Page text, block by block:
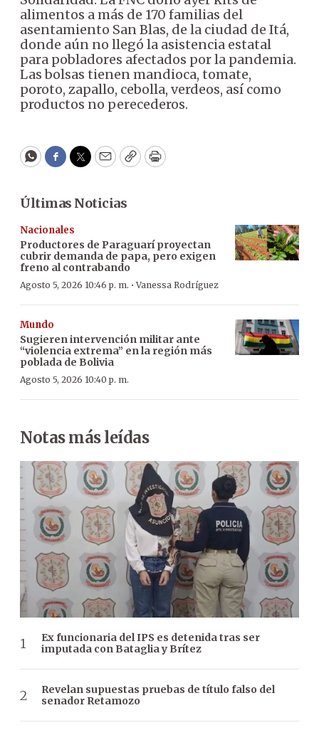
alimentos a más de 170 familias del
asentamiento San Blas, de la ciudad de Itá,
donde aún no llegó la asistencia estatal
para pobladores afectados por la pandemia.
Las bolsas tienen mandioca, tomate,
poroto, zapallo, cebolla, verdeos, así como
productos no perecederos.
WhatsApp
Facebook
Twitter
EmailCopyPrint
Últimas Noticias
Nacionales
Productores de Paraguarí proyectan
cubrir demanda de papa, pero exigen
freno al contrabando
Agosto 5, 2026 10:46 p. m. ·Vanessa Rodríguez
Mundo
Sugieren intervención militar ante
“violencia extrema” en la región más
poblada de Bolivia
Agosto 5, 2026 10:40 p. m.
Notas más leídas
Ex funcionaria del IPS es detenida tras ser
imputada con Bataglia y Brítez
Revelan supuestas pruebas de título falso del
senador Retamozo